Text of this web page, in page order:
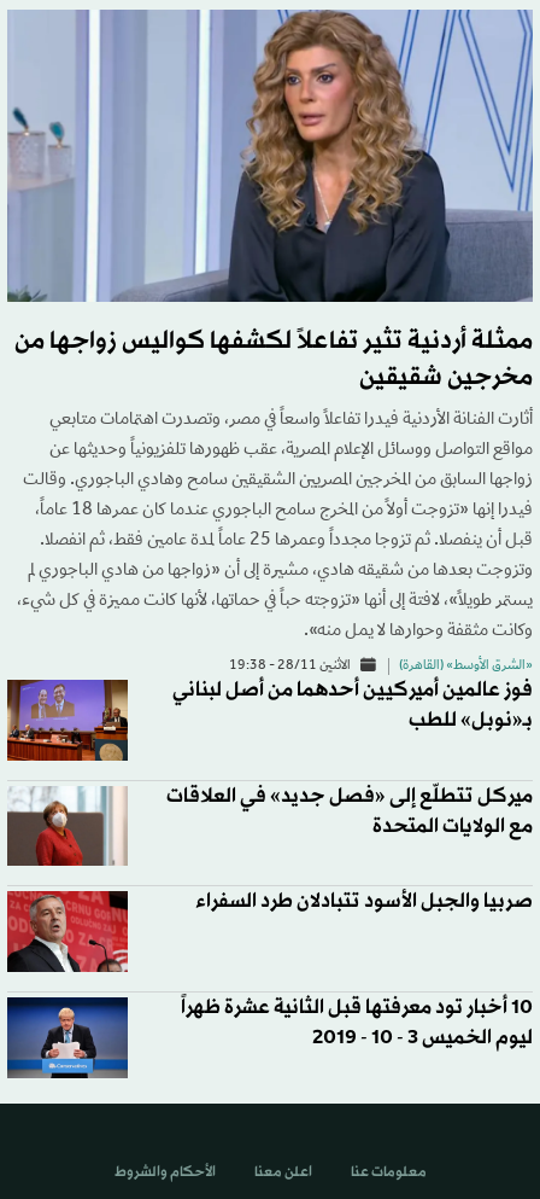
ممثلة أردنية تثير تفاعلاً لكشفها كواليس زواجها من
مخرجين شقيقين
أثارت الفنانة الأردنية فيدرا تفاعلاً واسعاً في مصر، وتصدرت اهتمامات متابعي
مواقع التواصل ووسائل الإعلام المصرية، عقب ظهورها تلفزيونياً وحديثها عن
زواجها السابق من المخرجين المصريين الشقيقين سامح وهادي الباجوري. وقالت
فيدرا إنها «تزوجت أولاً من المخرج سامح الباجوري عندما كان عمرها 18 عاماً،
قبل أن ينفصلا. ثم تزوجا مجدداً وعمرها 25 عاماً لمدة عامين فقط، ثم انفصلا.
وتزوجت بعدها من شقيقه هادي، مشيرة إلى أن «زواجها من هادي الباجوري لم
يستمر طويلاً»، لافتة إلى أنها «تزوجته حباً في حماتها، لأنها كانت مميزة في كل شيء،
وكانت مثقفة وحوارها لا يمل منه».
«الشرق الأوسط» (القاهرة) الاثنين 28/11 - 19:38
فوز عالمين أميركيين أحدهما من أصل لبناني
بـ«نوبل» للطب
ميركل تتطلّع إلى «فصل جديد» في العلاقات
مع الولايات المتحدة
صربيا والجبل الأسود تتبادلان طرد السفراء
10 أخبار تود معرفتها قبل الثانية عشرة ظهراً
ليوم الخميس 3 - 10 - 2019
معلومات عنا اعلن معنا الأحكام والشروط